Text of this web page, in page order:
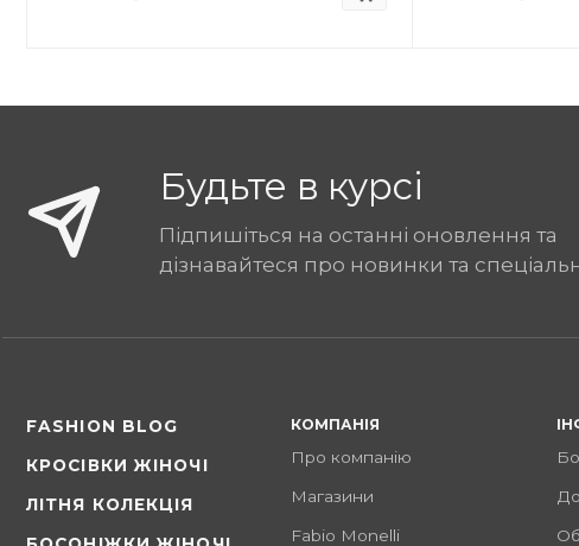
Будьте в курсі
Підпишіться на останні оновлення та
дізнавайтеся про новинки та
FASHION BLOG
КРОСІВКИ ЖІНОЧІ
ЛІТНЯ КОЛЕКЦІЯ
КОМПАНІЯ
Про компанію
Магазини
Fabio Monelli